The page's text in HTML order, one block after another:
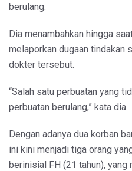
berulang.
Dia menambahkan hingga
melaporkan dugaan tindakan
dokter tersebut.
“Salah satu perbuatan yang
perbuatan berulang,” kata dia.
Dengan adanya dua korban
ini kini menjadi tiga orang
berinisial FH (21 tahun),